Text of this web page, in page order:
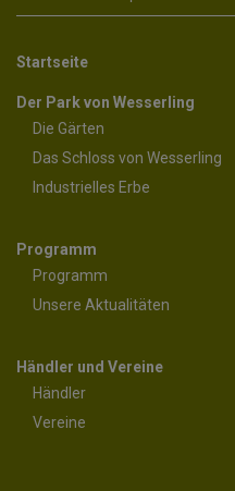
Startseite
Der Park von Wesserling
Die Gärten
Das Schloss von Wesserling
Industrielles Erbe
Programm
Programm
Unsere Aktualitäten
Händler und Vereine
Händler
Vereine